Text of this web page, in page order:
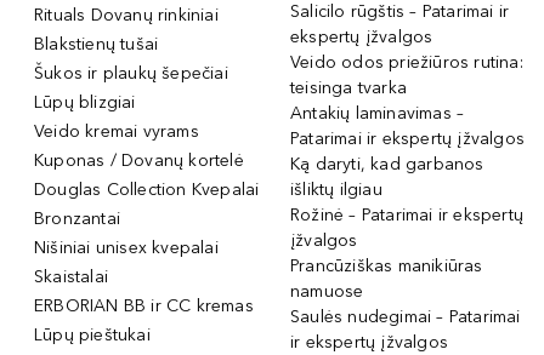
Rituals Dovanų rinkiniai
Blakstienų tušai
Šukos ir plaukų šepečiai
Lūpų blizgiai
Veido kremai vyrams
Kuponas / Dovanų kortelė
Douglas Collection Kvepalai
Bronzantai
Nišiniai unisex kvepalai
Skaistalai
ERBORIAN BB ir CC kremas
Lūpų pieštukai
Salicilo rūgštis – Patarimai ir
ekspertų įžvalgos
Veido odos priežiūros rutina:
teisinga tvarka
Antakių laminavimas –
Patarimai ir ekspertų įžvalgos
Ką daryti, kad garbanos
išliktų ilgiau
Rožinė – Patarimai ir ekspertų
įžvalgos
Prancūziškas manikiūras
namuose
Saulės nudegimai – Patarimai
ir ekspertų įžvalgos